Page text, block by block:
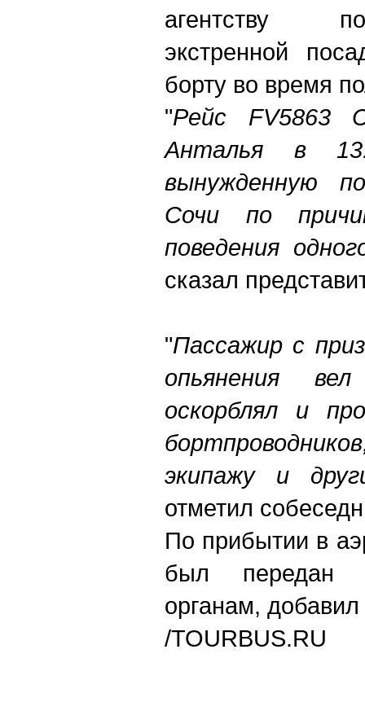
агентству
экстренной
борту во время
"Рейс FV5863
Анталья в
вынужденную
Сочи по
поведения
сказал
"Пассажир с
опьянения
оскорблял и
экипажу и
отметил
По прибытии в
был передан
органам,
/TOURBUS.RU